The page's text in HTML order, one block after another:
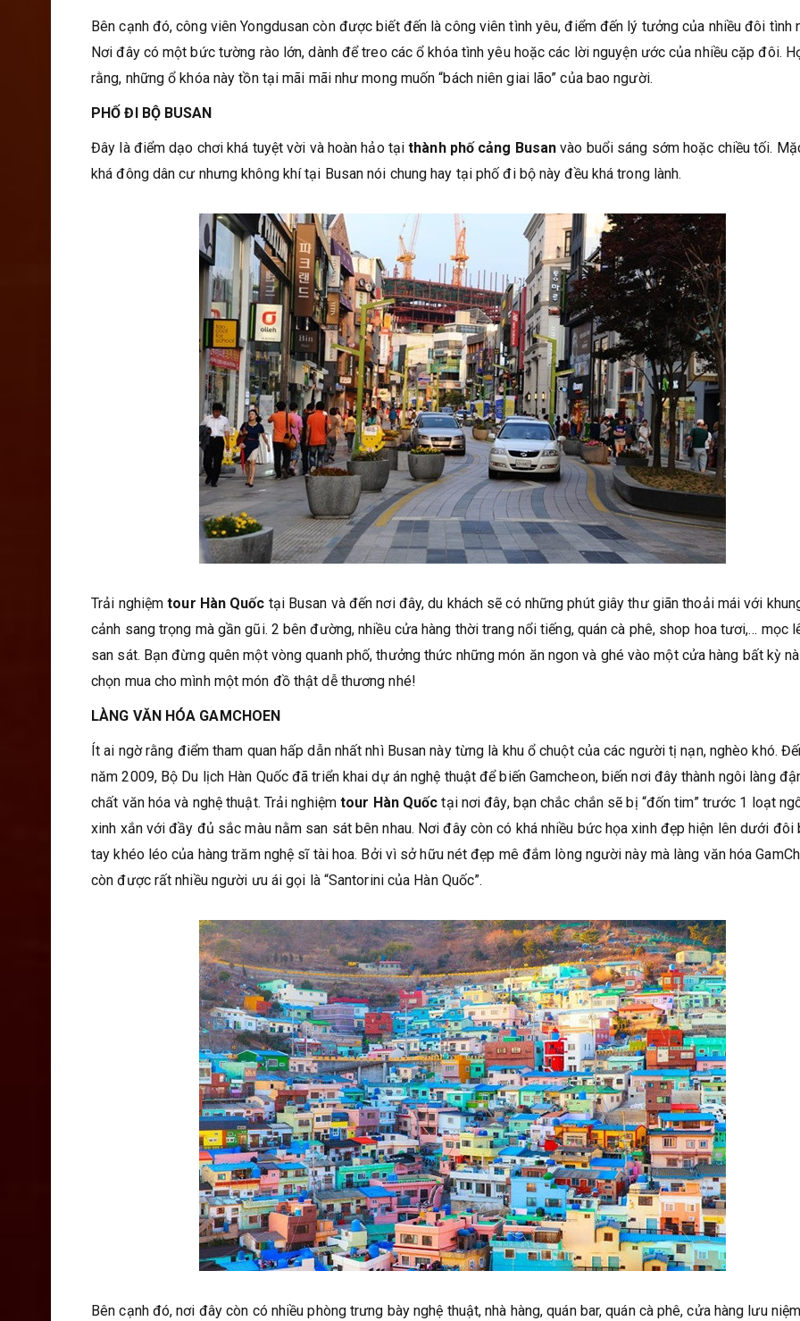
Bên cạnh đó, công viên Yongdusan còn được biết đến là công viên tình yêu, điểm đến lý tưởng của nhiều đôi tình
Nơi đây có một bức tường rào lớn, dành để treo các ổ khóa tình yêu hoặc các lời nguyện ước của nhiều cặp đôi.
rằng, những ổ khóa này tồn tại mãi mãi như mong muốn “bách niên giai lão” của bao người.
PHỐ ĐI BỘ BUSAN
Đây là điểm dạo chơi khá tuyệt vời và hoàn hảo tạithành phố cảng Busanvào buổi sáng sớm hoặc chiều tối.
khá đông dân cư nhưng không khí tại Busan nói chung hay tại phố đi bộ này đều khá trong lành.
Trải nghiệmtour Hàn Quốc tại Busan và đến nơi đây, du khách sẽ có những phút giây thư giãn thoải mái với
cảnh sang trọng mà gần gũi. 2 bên đường, nhiều cửa hàng thời trang nổi tiếng, quán cà phê, shop hoa tươi,… mọc
san sát. Bạn đừng quên một vòng quanh phố, thưởng thức những món ăn ngon và ghé vào một cửa hàng bất kỳ
chọn mua cho mình một món đồ thật dễ thương nhé!
LÀNG VĂN HÓA GAMCHOEN
Ít ai ngờ rằng điểm tham quan hấp dẫn nhất nhì Busan này từng là khu ổ chuột của các người tị nạn, nghèo khó.
năm 2009, Bộ Du lịch Hàn Quốc đã triển khai dự án nghệ thuật để biến Gamcheon, biến nơi đây thành ngôi làng
chất văn hóa và nghệ thuật. Trải nghiệmtour Hàn Quốc tại nơi đây, bạn chắc chắn sẽ bị “đốn tim” trước 1 loạt
xinh xắn với đầy đủ sắc màu nằm san sát bên nhau. Nơi đây còn có khá nhiều bức họa xinh đẹp hiện lên dưới đôi
tay khéo léo của hàng trăm nghệ sĩ tài hoa. Bởi vì sở hữu nét đẹp mê đắm lòng người này mà làng văn hóa
còn được rất nhiều người ưu ái gọi là “Santorini của Hàn Quốc”.
Bên cạnh đó, nơi đây còn có nhiều phòng trưng bày nghệ thuật, nhà hàng, quán bar, quán cà phê, cửa hàng lưu